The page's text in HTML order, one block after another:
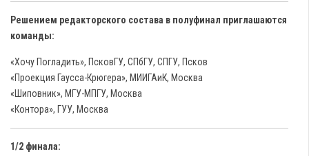
Решением редакторского состава в полуфинал приглашаются
команды:
«Хочу Погладить», ПсковГУ, СПбГУ, СПГУ, Псков
«Проекция Гаусса-Крюгера», МИИГАиК, Москва
«Шиповник», МГУ-МПГУ, Москва
«Контора», ГУУ, Москва
1/2 финала: